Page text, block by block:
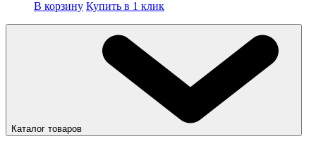
В корзину Купить в 1 клик
Каталог товаров